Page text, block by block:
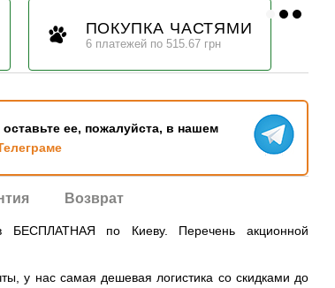
ПОКУПКА ЧАСТЯМИ
6 платежей по 515.67 грн
ее, пожалуйста, в нашем
Возврат
БЕСПЛАТНАЯ по Киеву. Перечень акционной
у нас самая дешевая логистика со скидками до